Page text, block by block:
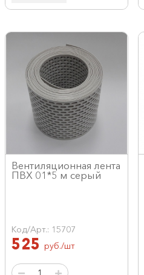
Вентиляционная лента
ПВХ 01*5 м серый
Код/Арт.: 15707
525 руб./шт